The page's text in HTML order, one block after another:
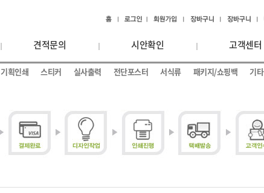
기획인쇄 스티커 실사출력 전단포스터 서식류 패키지/쇼핑백 기타
견적문의 시안확인 고객센터